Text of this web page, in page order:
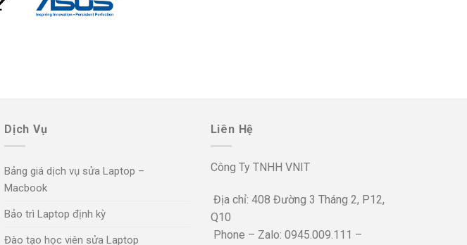
Dịch Vụ
Bảng giá dịch vụ sửa Laptop –
Macbook
Bảo trì Laptop định kỳ
Đào tạo học viên sửa Laptop
Liên Hệ
Công Ty TNHH VNIT
Địa chỉ: 408 Đường 3 Tháng 2, P12,
Q10
Phone – Zalo: 0945.009.111 –